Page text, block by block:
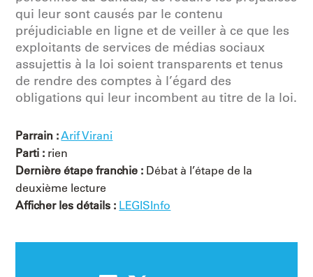
qui leur sont causés par le contenu
préjudiciable en ligne et de veiller à ce que les
exploitants de services de médias sociaux
assujettis à la loi soient transparents et tenus
de rendre des comptes à l’égard des
obligations qui leur incombent au titre de la loi.
Parrain :Arif Virani
Parti : rien
Dernière étape franchie : Débat à l’étape de la
deuxième lecture
Afficher les détails : LEGISInfo